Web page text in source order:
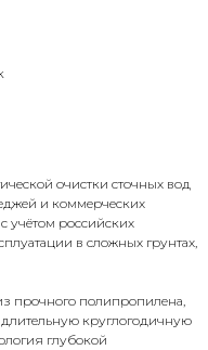
очистки сточных вод
и коммерческих
учётом российских
в сложных грунтах,
прочного полипропилена,
круглогодичную
глубокой